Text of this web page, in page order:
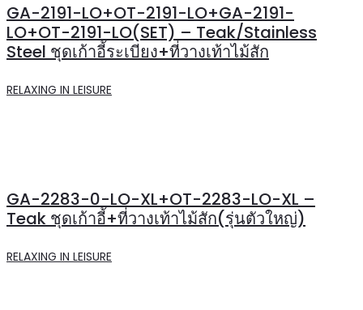
GA-2191-LO+OT-2191-LO+GA-2191-
LO+OT-2191-LO(SET) – Teak/Stainless
Steel ชุดเก้าอี้ระเบียง+ที่วางเท้าไม้สัก
RELAXING IN LEISURE
GA-2283-0-LO-XL+OT-2283-LO-XL –
Teak ชุดเก้าอี้+ที่วางเท้าไม้สัก(รุ่นตัวใหญ่)
RELAXING IN LEISURE